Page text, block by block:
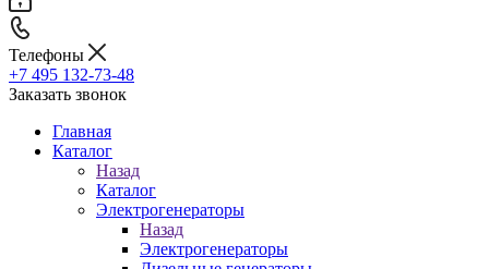
Телефоны
+7 495 132-73-48
Заказать звонок
Главная
Каталог
Назад
Каталог
Электрогенераторы
Назад
Электрогенераторы